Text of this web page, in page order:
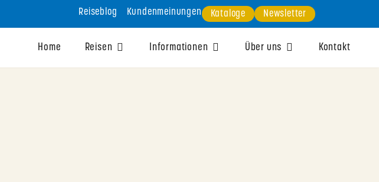
Reiseblog Kundenmeinungen Kataloge Newsletter
Home Reisen Informationen Über uns Kontakt